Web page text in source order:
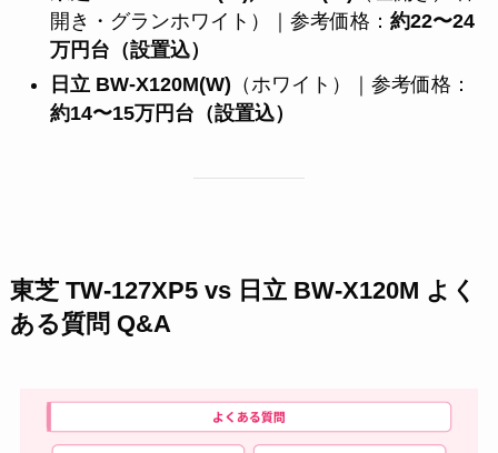
開き・グランホワイト）｜参考価格： 約22〜24
万円台（設置込）
日立 BW-X120M(W) （ホワイト）｜参考価格：
約14〜15万円台（設置込）
東芝 TW-127XP5 vs 日立 BW-X120M よく
ある質問 Q&A